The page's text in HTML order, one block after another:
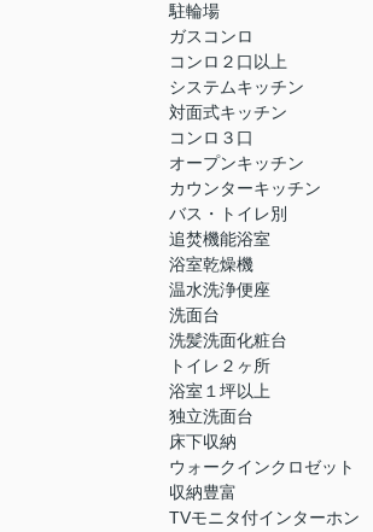
駐輪場
ガスコンロ
コンロ２口以上
システムキッチン
対面式キッチン
コンロ３口
オープンキッチン
カウンターキッチン
バス・トイレ別
追焚機能浴室
浴室乾燥機
温水洗浄便座
洗面台
洗髪洗面化粧台
トイレ２ヶ所
浴室１坪以上
独立洗面台
床下収納
ウォークインクロゼット
収納豊富
TVモニタ付インターホン